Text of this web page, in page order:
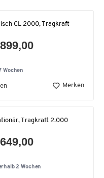
CL 2000, Tragkraft
Wochen
Merken
Tragkraft 2.000
2 Wochen